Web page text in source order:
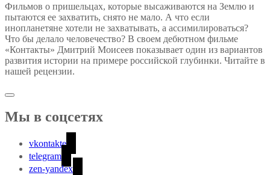
Фильмов о пришельцах, которые высаживаются на Землю и
пытаются ее захватить, снято не мало. А что если
инопланетяне хотели не захватывать, а ассимилироваться?
Что бы делало человечество? В своем дебютном фильме
«Контакты» Дмитрий Моисеев показывает один из вариантов
развития истории на примере российской глубинки. Читайте в
нашей рецензии.
Мы в соцсетях
vkontakte
telegram
zen-yandex